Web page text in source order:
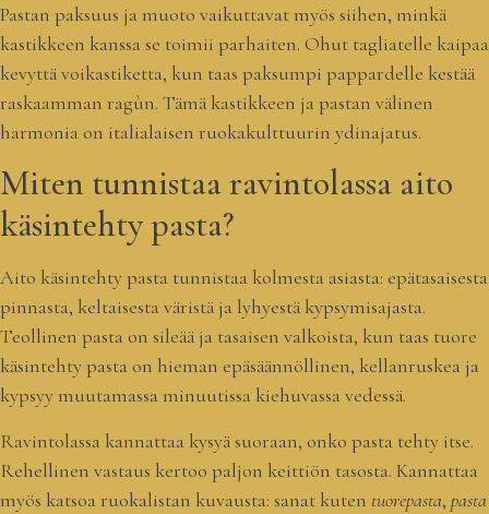
Pastan paksuus ja muoto vaikuttavat myös siihen, minkä
kastikkeen kanssa se toimii parhaiten. Ohut tagliatelle kaipaa
kevyttä voikastiketta, kun taas paksumpi pappardelle kestää
raskaamman ragùn. Tämä kastikkeen ja pastan välinen
harmonia on italialaisen ruokakulttuurin ydinajatus.
Miten tunnistaa ravintolassa aito
käsintehty pasta?
Aito käsintehty pasta tunnistaa kolmesta asiasta: epätasaisesta
pinnasta, keltaisesta väristä ja lyhyestä kypsymisajasta.
Teollinen pasta on sileää ja tasaisen valkoista, kun taas tuore
käsintehty pasta on hieman epäsäännöllinen, kellanruskea ja
kypsyy muutamassa minuutissa kiehuvassa vedessä.
Ravintolassa kannattaa kysyä suoraan, onko pasta tehty itse.
Rehellinen vastaus kertoo paljon keittiön tasosta. Kannattaa
myös katsoa ruokalistan kuvausta: sanat kuten tuorepasta, pasta